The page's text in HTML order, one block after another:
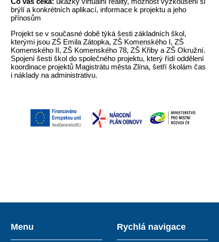
brýlí a konkrétních aplikací, informace k projektu a jeho
přínosům
Projekt se v současné době týká šesti základních škol,
kterými jsou ZŠ Emila Zátopka, ZŠ Komenského I, ZŠ
Komenského II, ZŠ Komenského 78, ZŠ Křiby a ZŠ Okružní.
Spojení šesti škol do společného projektu, který řídí oddělení
koordinace projektů Magistrátu města Zlína, šetří školám čas
i náklady na administrativu.
Menu Rychlá navigace